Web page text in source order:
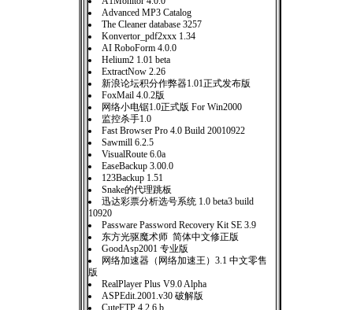
Advanced MP3 Catalog
The Cleaner database 3257
Konvertor_pdf2xxx 1.34
AI RoboForm 4.0.0
Helium2 1.01 beta
ExtractNow 2.26
新浪论坛积分作弊器1.01正式发布版
FoxMail 4.0.2版
网络小电锯1.0正式版 For Win2000
监控杀手1.0
Fast Browser Pro 4.0 Build 20010922
Sawmill 6.2.5
VisualRoute 6.0a
EaseBackup 3.00.0
123Backup 1.51
Snake的代理跳板
迅达彩票分析选号系统 1.0 beta3 build
10920
Passware Password Recovery Kit SE 3.9
东方光驱魔术师 简体中文修正版
GoodAsp2001 专业版
网络加速器（网络加速王）3.1 中文零售
版
RealPlayer Plus V9.0 Alpha
ASPEdit.2001.v30 破解版
CuteFTP 4.2.6 b